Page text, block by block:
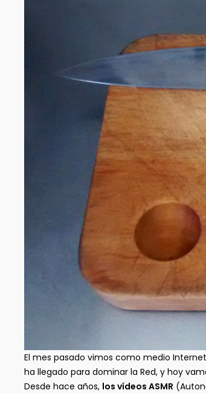
El mes pasado vimos como medio
ha llegado para dominar la Red, y hoy
Desde hace años, los vídeos ASMR